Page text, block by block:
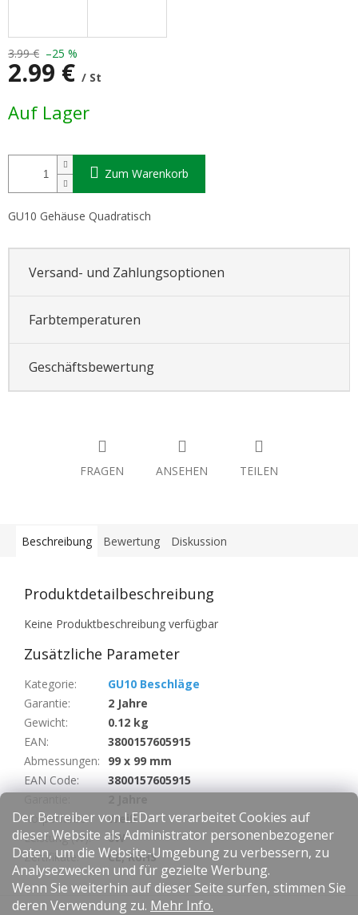
Der Betreiber von LEDart verarbeitet Cookies auf
dieser Website als Administrator personenbezogener
Daten, um die Website-Umgebung zu verbessern, zu
Analysezwecken und für gezielte Werbung.
Wenn Sie weiterhin auf dieser Seite surfen, stimmen Sie
deren Verwendung zu. Mehr Info.
3.99 € –25 %
2.99 € / St
Auf Lager
Zum Warenkorb
GU10 Gehäuse Quadratisch
Versand- und Zahlungsoptionen
Farbtemperaturen
Geschäftsbewertung
FRAGEN ANSEHEN TEILEN
Beschreibung Bewertung Diskussion
Produktdetailbeschreibung
Keine Produktbeschreibung verfügbar
Zusätzliche Parameter
Kategorie:
GU10 Beschläge
Garantie:
2 Jahre
Gewicht:
0.12 kg
EAN:
3800157605915
Abmessungen:
99 x 99 mm
EAN Code:
3800157605915
Körperfarbe:
Weiß
Leistung (W):
0W
Zertifikate : CE, RoHS